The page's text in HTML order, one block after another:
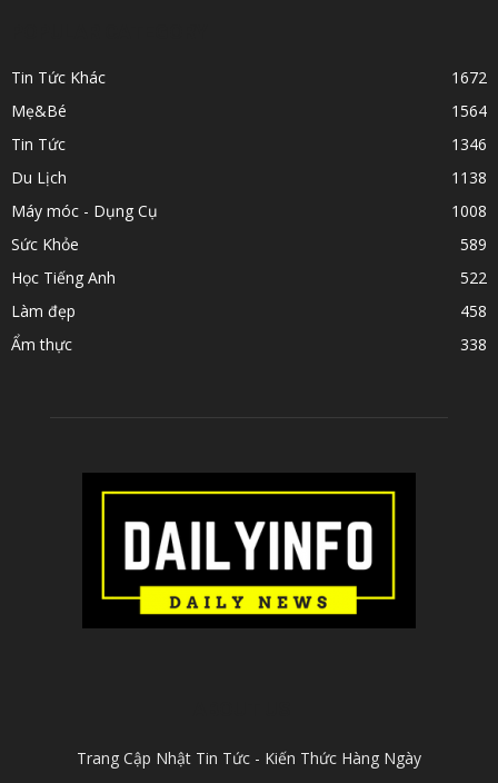
Tin Tức Khác
1672
Mẹ&Bé
1564
Tin Tức
1346
Du Lịch
1138
Máy móc - Dụng Cụ
1008
Sức Khỏe
589
Học Tiếng Anh
522
Làm đẹp
458
Ẩm thực
338
Trang Cập Nhật Tin Tức - Kiến Thức Hàng Ngày